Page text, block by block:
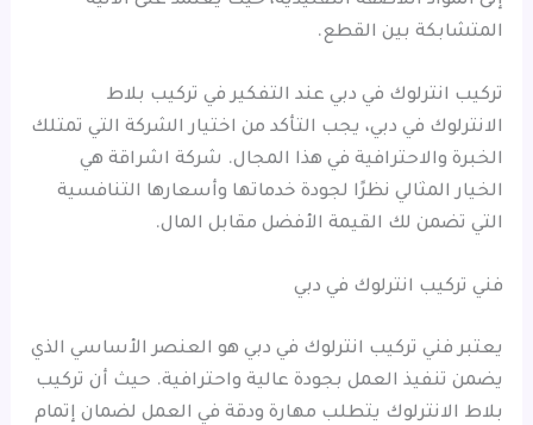
المتشابكة بين القطع.
تركيب انترلوك في دبي عند التفكير في تركيب بلاط
الانترلوك في دبي، يجب التأكد من اختيار الشركة التي تمتلك
الخبرة والاحترافية في هذا المجال. شركة اشراقة هي
الخيار المثالي نظرًا لجودة خدماتها وأسعارها التنافسية
التي تضمن لك القيمة الأفضل مقابل المال.
فني تركيب انترلوك في دبي
يعتبر فني تركيب انترلوك في دبي هو العنصر الأساسي الذي
يضمن تنفيذ العمل بجودة عالية واحترافية. حيث أن تركيب
بلاط الانترلوك يتطلب مهارة ودقة في العمل لضمان إتمام